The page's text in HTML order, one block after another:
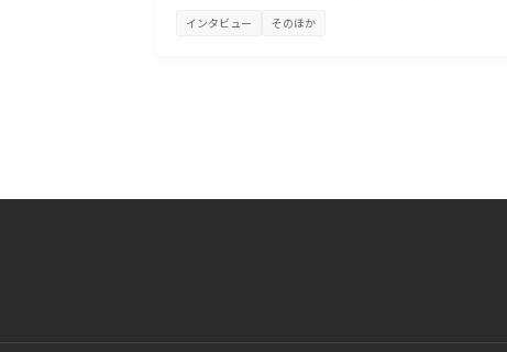
ャを回し続けてしまう無間地獄～
インタビュー そのほか